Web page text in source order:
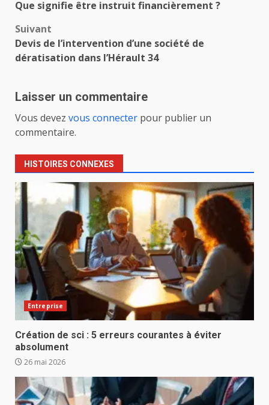
d’article
Que signifie être instruit financièrement ?
Suivant
Devis de l’intervention d’une société de
dératisation dans l’Hérault 34
Laisser un commentaire
Vous devez vous connecter pour publier un
commentaire.
HISTOIRES CONNEXES
Entreprise
Création de sci : 5 erreurs courantes à éviter
absolument
26 mai 2026